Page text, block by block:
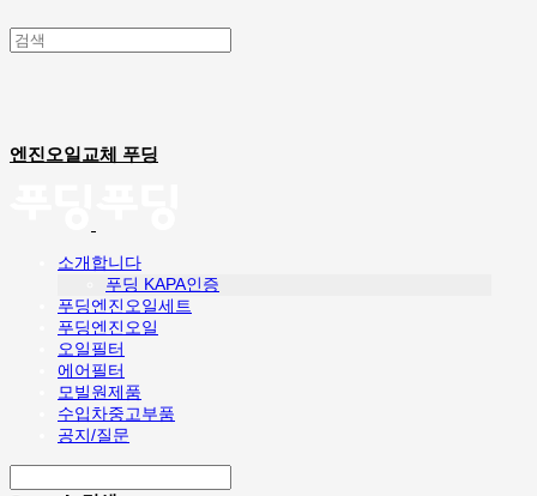
엔진오일교체 푸딩
소개합니다
푸딩 KAPA인증
푸딩엔진오일세트
푸딩엔진오일
오일필터
에어필터
모빌원제품
수입차중고부품
공지/질문